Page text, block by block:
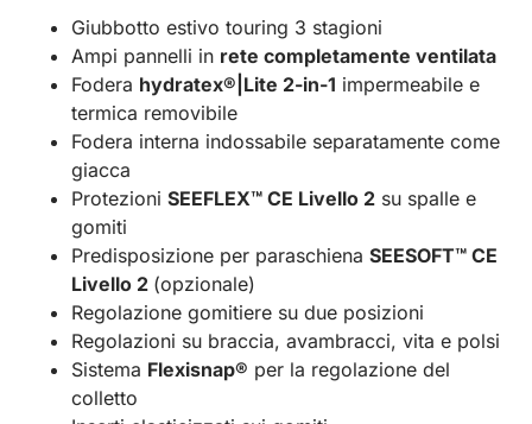
Giubbotto estivo touring 3 stagioni
Ampi pannelli in rete completamente ventilata
Fodera hydratex®|Lite 2-in-1 impermeabile e
termica removibile
Fodera interna indossabile separatamente come
giacca
Protezioni SEEFLEX™ CE Livello 2 su spalle e
gomiti
Predisposizione per paraschiena SEESOFT™ CE
Livello 2 (opzionale)
Regolazione gomitiere su due posizioni
Regolazioni su braccia, avambracci, vita e polsi
Sistema Flexisnap® per la regolazione del
colletto